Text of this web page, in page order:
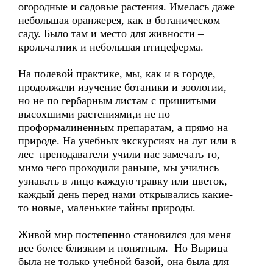
огородные и садовые растения. Имелась даже
небольшая оранжерея, как в ботаническом
саду. Было там и место для живности –
крольчатник и небольшая птицеферма.
На полевой практике, мы, как и в городе,
продолжали изучение ботаники и зоологии,
но не по гербарным листам с пришитыми
высохшими растениями,и не по
проформалиненным препаратам, а прямо на
природе. На учебных экскурсиях на луг или в
лес преподаватели учили нас замечать то,
мимо чего проходили раньше, мы учились
узнавать в лицо каждую травку или цветок,
каждый день перед нами открывались какие-
то новые, маленькие тайны природы.
Живой мир постепенно становился для меня
все более близким и понятным. Но Вырица
была не только учебной базой, она была для